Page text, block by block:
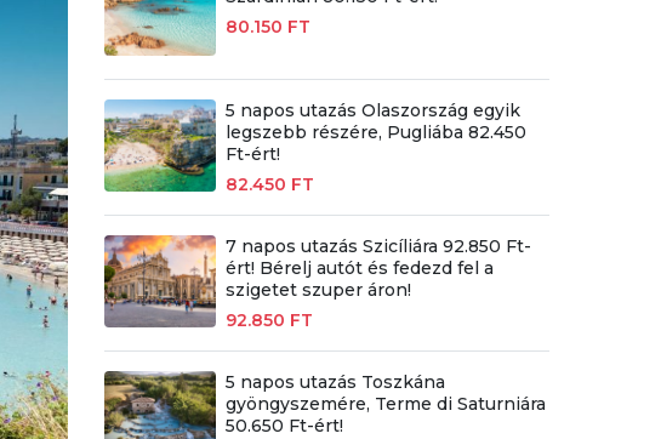
80.150 FT
5 napos utazás Olaszország egyik
legszebb részére, Pugliába 82.450
Ft-ért!
82.450 FT
7 napos utazás Szicíliára 92.850 Ft-
ért! Bérelj autót és fedezd fel a
szigetet szuper áron!
92.850 FT
5 napos utazás Toszkána
gyöngyszemére, Terme di Saturniára
50.650 Ft-ért!